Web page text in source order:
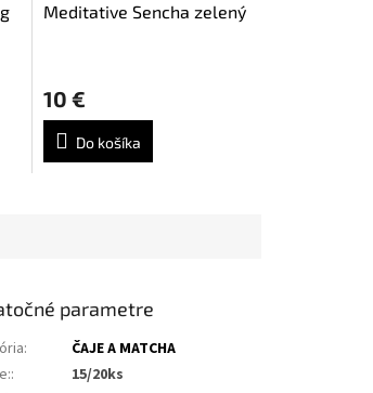
Meditative Sencha zelený
produktu
je
5,0
z
10 €
Do košíka
parametre
:
ČAJE A MATCHA
:
15/20ks